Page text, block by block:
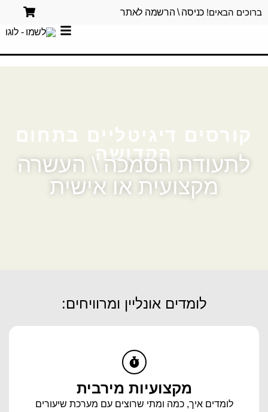
ברוכים הבאים! כניסה \ הרשמה לאתר
קורסים דיגיטליים בתחום
הקדושה
לתעודת הסמכה \ העשרה
מקצועית או אישית
לומדים אונליין ומרוויחים:
מקצועיות מירבית
לומדים איך, כמה ומתי שרוצים עם מערכת שיעורים